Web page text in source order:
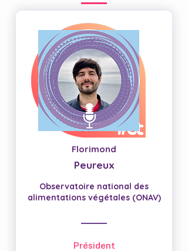
Florimond
Peureux
Observatoire national des
alimentations végétales (ONAV)
Président